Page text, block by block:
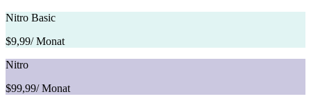
Nitro Basic
$9,99/ Monat
Nitro
$99,99/ Monat